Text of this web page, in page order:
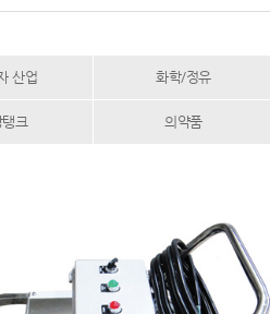
산업 화학/정유
크 의약품